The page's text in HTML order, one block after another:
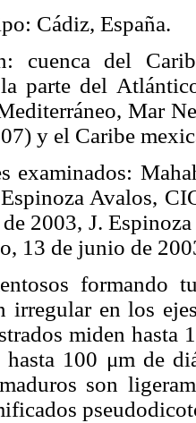
Cádiz, España.
cuenca del
parte del
Mar
y el Caribe
examinados:
Avalos,
2003, J.
13 de junio de
formando
irregular en los
miden hasta
hasta 100 μm de
son